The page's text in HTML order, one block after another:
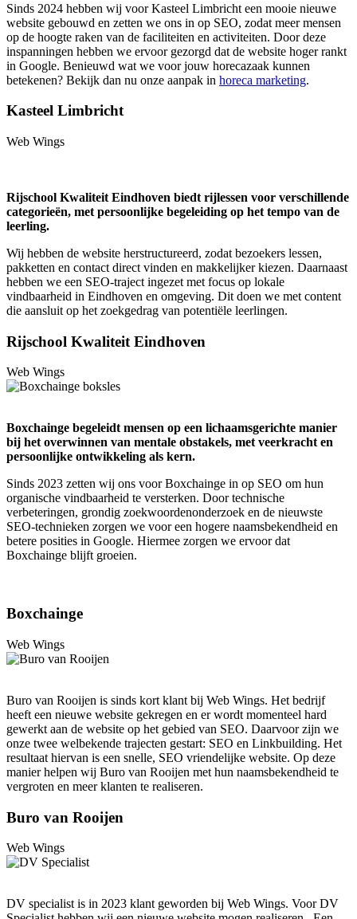
Sinds 2024 hebben wij voor Kasteel Limbricht een mooie nieuwe
website gebouwd en zetten we ons in op SEO, zodat meer mensen
op de hoogte raken van de faciliteiten en activiteiten. Door deze
inspanningen hebben we ervoor gezorgd dat de website hoger rankt
in Google. Benieuwd wat we voor jouw horecazaak kunnen
betekenen? Bekijk dan nu onze aanpak in horeca marketing.
Kasteel Limbricht
Web Wings
Rijschool Kwaliteit Eindhoven biedt rijlessen voor verschillende
categorieën, met persoonlijke begeleiding op het tempo van de
leerling.
Wij hebben de website herstructureerd, zodat bezoekers lessen,
pakketten en contact direct vinden en makkelijker kiezen. Daarnaast
hebben we een SEO-traject ingezet met focus op lokale
vindbaarheid in Eindhoven en omgeving. Dit doen we met content
die aansluit op het zoekgedrag van potentiële leerlingen.
Rijschool Kwaliteit Eindhoven
Web Wings
Boxchainge begeleidt mensen op een lichaamsgerichte manier
bij het overwinnen van mentale obstakels, met veerkracht en
persoonlijke ontwikkeling als kern.
Sinds 2023 zetten wij ons voor Boxchainge in op SEO om hun
organische vindbaarheid te versterken. Door technische
verbeteringen, grondig zoekwoordenonderzoek en de nieuwste
SEO-technieken zorgen we voor een hogere naamsbekendheid en
betere posities in Google. Hiermee zorgen we ervoor dat
Boxchainge blijft groeien.
Boxchainge
Web Wings
Buro van Rooijen is sinds kort klant bij Web Wings. Het bedrijf
heeft een nieuwe website gekregen en er wordt momenteel hard
gewerkt aan de website op het gebied van SEO. Daarvoor zijn we
onze twee welbekende trajecten gestart: SEO en Linkbuilding. Het
resultaat hiervan is een snelle, SEO vriendelijke website. Op deze
manier helpen wij Buro van Rooijen met hun naamsbekendheid te
vergroten en meer klanten te realiseren.
Buro van Rooijen
Web Wings
DV specialist is in 2023 klant geworden bij Web Wings. Voor DV